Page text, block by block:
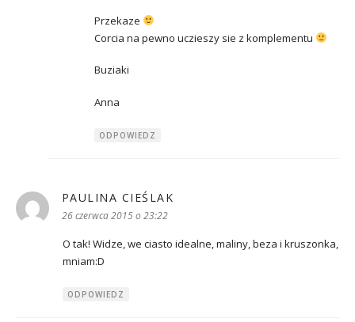
Przekaze
Corcia na pewno uczieszy sie z komplementu
Buziaki
Anna
ODPOWIEDZ
PAULINA CIEŚLAK
26 czerwca 2015 o 23:22
O tak! Widze, we ciasto idealne, maliny, beza i kruszonka,
mniam:D
ODPOWIEDZ